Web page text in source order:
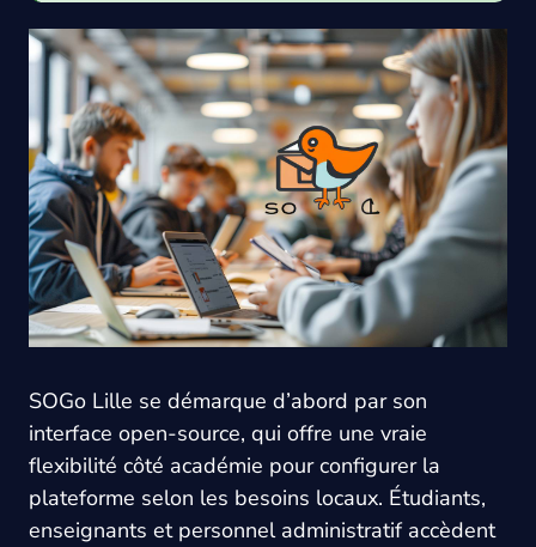
SOGo Lille se démarque d’abord par son
interface open-source, qui offre une vraie
flexibilité côté académie pour configurer la
plateforme selon les besoins locaux. Étudiants,
enseignants et personnel administratif accèdent